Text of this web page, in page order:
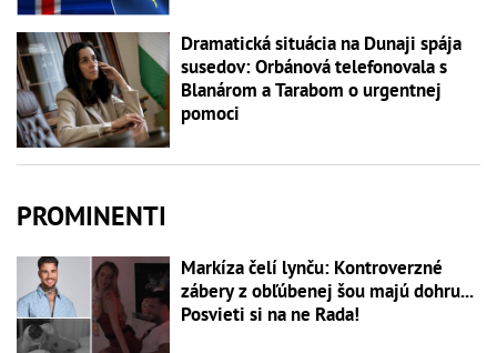
Dramatická situácia na Dunaji spája
susedov: Orbánová telefonovala s
Blanárom a Tarabom o urgentnej
pomoci
PROMINENTI
Markíza čelí lynču: Kontroverzné
zábery z obľúbenej šou majú dohru...
Posvieti si na ne Rada!